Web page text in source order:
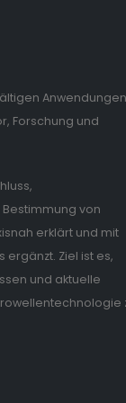
Anwendungen
Forschung und
von
erklärt und mit
ergänzt. Ziel ist es,
und aktuelle